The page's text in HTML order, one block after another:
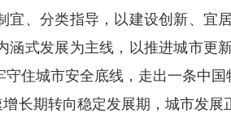
宜、分类指导，以建设创新、
涵式发展为主线，以推进城市
住城市安全底线，走出一条中国
长期转向稳定发展期，城市发